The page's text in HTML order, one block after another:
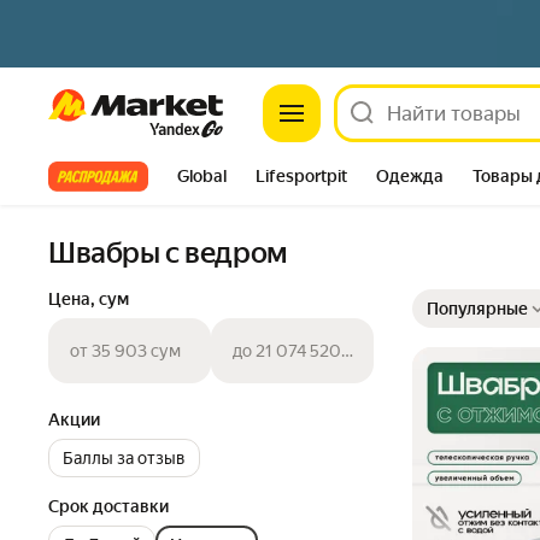
Market
Все хиты Global Lifesportpit Одежда Товары
Швабры с ведром
Цена, сум
от 35 903 сум до 21 074 520 сум
Акции
Баллы за отзыв
Срок доставки
Популярные